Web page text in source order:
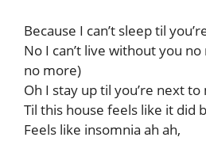
Because I can’t sleep til
No I can’t live without you
no more)
Oh I stay up til you’re next
Til this house feels like it did
Feels like insomnia ah ah,